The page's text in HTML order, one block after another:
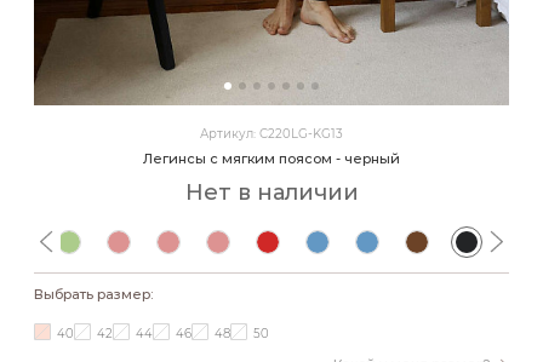
Артикул: C220LG-KG13
Легинсы с мягким поясом - черный
Нет в наличии
Выбрать размер:
40 42 44 46 48 50